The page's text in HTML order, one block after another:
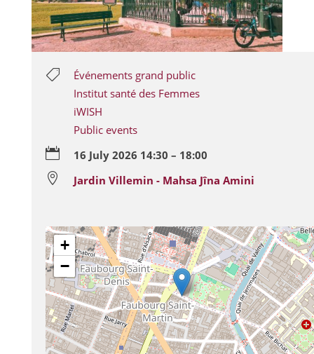

Événements grand public
Institut santé des Femmes
iWISH
Public events

16 July 2026 14:30 – 18:00

Jardin Villemin - Mahsa Jîna Amini
+
−